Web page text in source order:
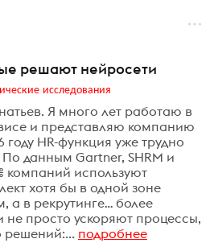
решают нейросети
исследования
Я много лет работаю в
и представляю компанию
HR-функция уже трудно
данным Gartner, SHRM и
компаний используют
хотя бы в одной зоне
а в рекрутинге… более
просто ускоряют процессы,
решений:... подробнее